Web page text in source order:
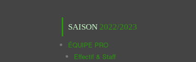
SAISON 2022/2023
ÉQUIPE PRO
Effectif & Staff